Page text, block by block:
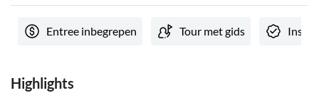
Entree inbegrepen Tour met gids
Highlights